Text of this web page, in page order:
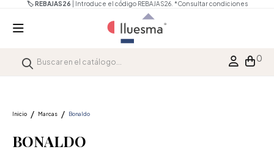
🏷️ REBAJAS26 | Introduce el código REBAJAS26. *Consultar condiciones
0
Inicio Marcas Bonaldo
BONALDO